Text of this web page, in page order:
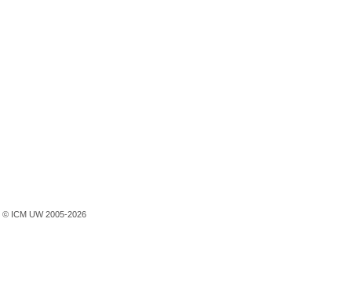
© ICM UW 2005-2026